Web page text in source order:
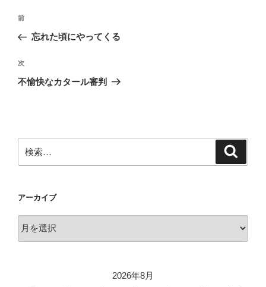
投
ナ
ビ
ゲ
ン
前
の
稿
前
忘れた頃にやってくる
次
の
次
不愉快なカタール審判
索:
アーカイブ
ー
2026年8月